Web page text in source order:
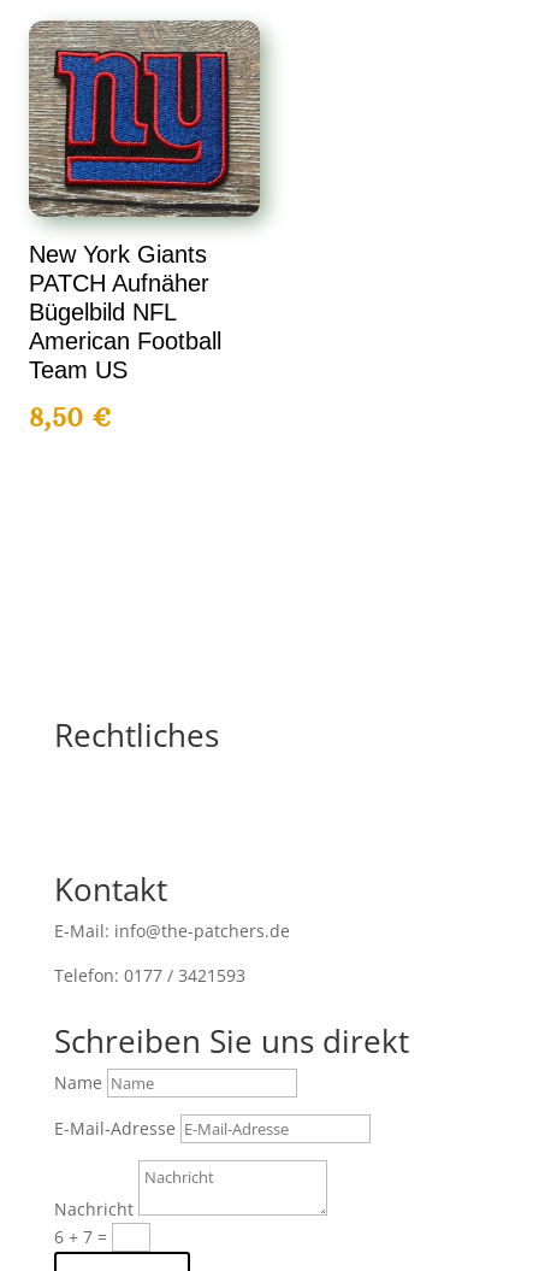
New York Giants
PATCH Aufnäher
Bügelbild NFL
American Football
Team US
8,50€
Rechtliches
Kontakt
E-Mail: info@the-patchers.de
Telefon: 0177 / 3421593
Schreiben Sie uns direkt
Name
E-Mail-Adresse
Nachricht
6 + 7=